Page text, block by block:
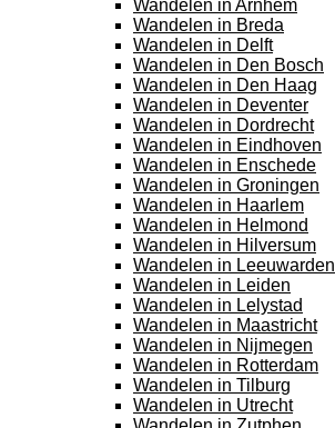
Wandelen in Arnhem
Wandelen in Breda
Wandelen in Delft
Wandelen in Den Bosch
Wandelen in Den Haag
Wandelen in Deventer
Wandelen in Dordrecht
Wandelen in Eindhoven
Wandelen in Enschede
Wandelen in Groningen
Wandelen in Haarlem
Wandelen in Helmond
Wandelen in Hilversum
Wandelen in Leeuwarden
Wandelen in Leiden
Wandelen in Lelystad
Wandelen in Maastricht
Wandelen in Nijmegen
Wandelen in Rotterdam
Wandelen in Tilburg
Wandelen in Utrecht